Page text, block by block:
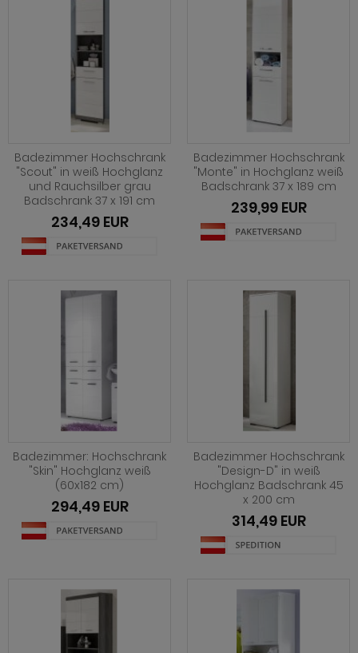
Badezimmer Hochschrank
"Scout" in weiß Hochglanz
und Rauchsilber grau
Badschrank 37 x 191 cm
234,49 EUR
Badezimmer Hochschrank
"Monte" in Hochglanz weiß
Badschrank 37 x 189 cm
239,99 EUR
Badezimmer: Hochschrank
"Skin" Hochglanz weiß
(60x182 cm)
294,49 EUR
Badezimmer Hochschrank
"Design-D" in weiß
Hochglanz Badschrank 45
x 200 cm
314,49 EUR